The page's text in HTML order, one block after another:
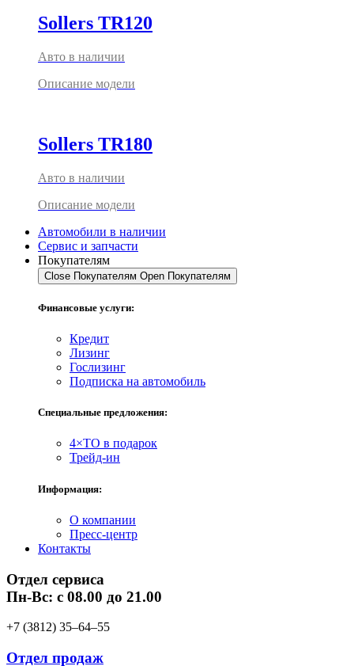
Sollers TR120
Авто в наличии
Описание модели
Sollers TR180
Авто в наличии
Описание модели
Автомобили в наличии
Сервис и запчасти
Покупателям
Close Покупателям Open Покупателям
Финансовые услуги:
Кредит
Лизинг
Гослизинг
Подписка на автомобиль
Специальные предложения:
4×ТО в подарок
Трейд-ин
Информация:
О компании
Пресс-центр
Контакты
Отдел сервиса
Пн-Вс: с 08.00 до 21.00
+7 (3812) 35‒64‒55
Отдел продаж